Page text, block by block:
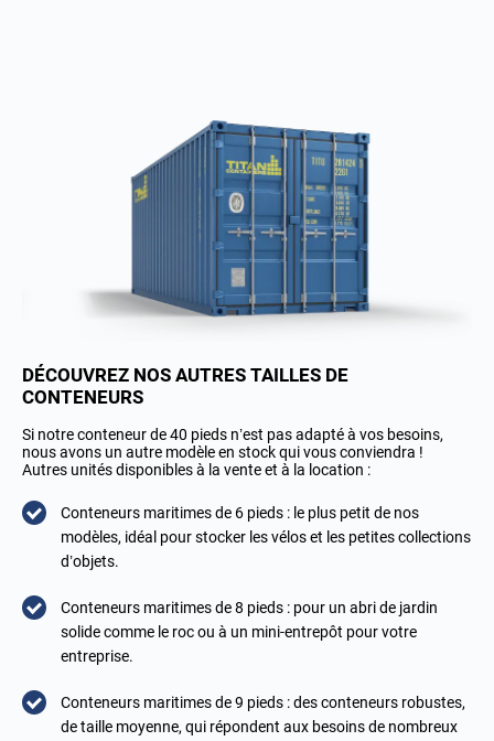
DÉCOUVREZ NOS AUTRES TAILLES DE
CONTENEURS
Si notre conteneur de 40 pieds n’est pas adapté à vos besoins,
nous avons un autre modèle en stock qui vous conviendra !
Autres unités disponibles à la vente et à la location :
Conteneurs maritimes de 6 pieds : le plus petit de nos
modèles, idéal pour stocker les vélos et les petites collections
d’objets.
Conteneurs maritimes de 8 pieds : pour un abri de jardin
solide comme le roc ou à un mini-entrepôt pour votre
entreprise.
Conteneurs maritimes de 9 pieds : des conteneurs robustes,
de taille moyenne, qui répondent aux besoins de nombreux